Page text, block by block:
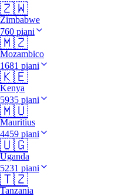
🇿🇼
Zimbabwe
760 piani
🇲🇿
Mozambico
1681 piani
🇰🇪
Kenya
5935 piani
🇲🇺
Mauritius
4459 piani
🇺🇬
Uganda
5231 piani
🇹🇿
Tanzania